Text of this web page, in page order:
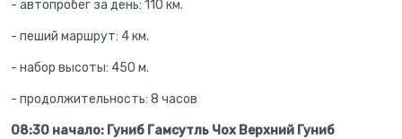
- автопробег за день: 110 км.
- пеший маршрут: 4 км.
- набор высоты: 450 м.
- продолжительность: 8 часов
08:30 начало: Гуниб Гамсутль Чох Верхний Гуниб